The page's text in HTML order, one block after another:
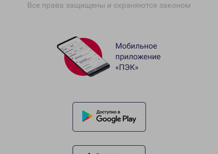
Все права защищены и охраняются законом